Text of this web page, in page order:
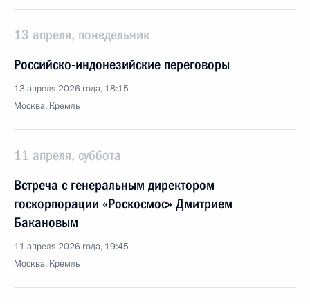
13 апреля, понедельник
Российско-индонезийские переговоры
13 апреля 2026 года, 18:15
Москва, Кремль
11 апреля, суббота
Встреча с генеральным директором
госкорпорации «Роскосмос» Дмитрием
Бакановым
11 апреля 2026 года, 19:45
Москва, Кремль